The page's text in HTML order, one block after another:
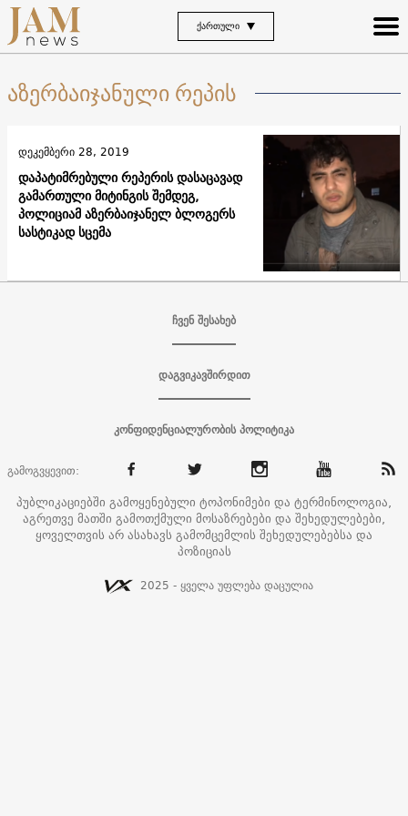
ᲥᲐᲠᲗᲣᲚᲘ
აზერბაიჯანული რეპის
დაპატიმრებული რეპერის დასაცავად
გამართული მიტინგის შემდეგ,
პოლიციამ აზერბაიჯანელ ბლოგერს
სასტიკად სცემა
დეკემბერი 28, 2019
ჩვენ შესახებ
დაგვიკავშირდით
კონფიდენციალურობის პოლიტიკა
გამოგვყევით:
პუბლიკაციებში გამოყენებული ტოპონიმები და ტერმინოლოგია,
აგრეთვე მათში გამოთქმული მოსაზრებები და შეხედულებები,
ყოველთვის არ ასახავს გამომცემლის შეხედულებებსა და
პოზიციას
2025 - ყველა უფლება დაცულია